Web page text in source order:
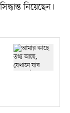
নিয়েছেন।